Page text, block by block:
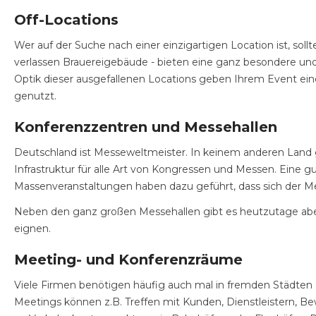
Off-Locations
Wer auf der Suche nach einer einzigartigen Location ist,
verlassen Brauereigebäude - bieten eine ganz besondere
Optik dieser ausgefallenen Locations geben Ihrem Event
genutzt.
Konferenzzentren und Messehallen
Deutschland ist Messeweltmeister. In keinem anderen
Infrastruktur für alle Art von Kongressen und Messen. Eine
Massenveranstaltungen haben dazu geführt, dass sich der
Neben den ganz großen Messehallen gibt es heutzutage
eignen.
Meeting- und Konferenzräume
Viele Firmen benötigen häufig auch mal in fremden
Meetings können z.B. Treffen mit Kunden, Dienstleistern,